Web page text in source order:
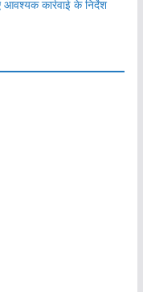
आवश्यक कार्रवाई के निर्देश